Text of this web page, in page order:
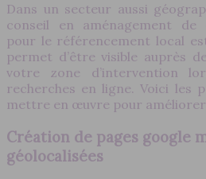
Dans un secteur aussi
conseil en aménagement de
pour le référencement local
permet d’être visible auprès
votre zone d’intervention
recherches en ligne. Voici les
mettre en œuvre pour
Création de pages google
géolocalisées